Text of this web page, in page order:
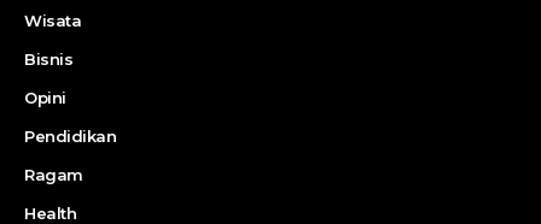
Wisata
Bisnis
Opini
Pendidikan
Ragam
Health